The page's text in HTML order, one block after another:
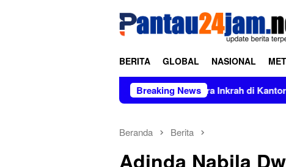
BERITA GLOBAL NASIONAL
Breaking News
Barang Bukti Perkara Inkrah di Kantor Kejari Polman
Beranda Berita
Adinda Nabila